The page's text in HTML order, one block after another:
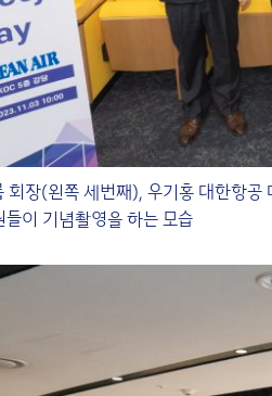
회장(왼쪽 세번째), 우기홍 대한항
이 기념촬영을 하는 모습